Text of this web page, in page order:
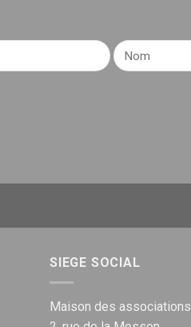
SIEGE SOCIAL
Maison des associations